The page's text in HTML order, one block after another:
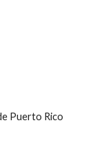
Puerto Rico